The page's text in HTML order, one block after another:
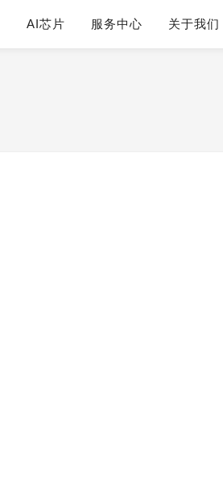
AI芯片 服务中心 关于我们